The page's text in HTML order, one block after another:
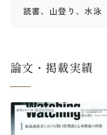
読書、山登り、水泳
論文・掲載実績